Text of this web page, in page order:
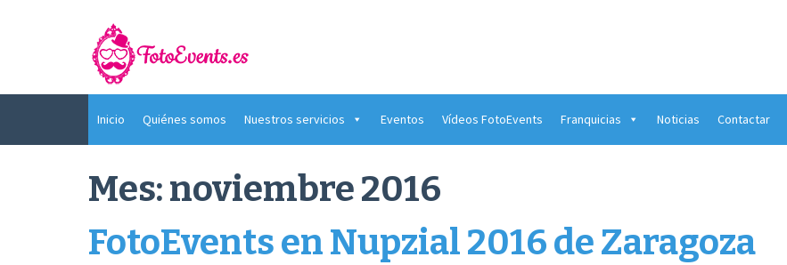
Inicio Quiénes somos Nuestros servicios Eventos Vídeos FotoEvents Franquicias Noticias Contactar
Mes:noviembre 2016
FotoEvents en Nupzial 2016 de Zaragoza